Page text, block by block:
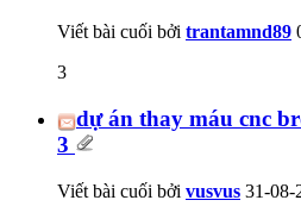
Viết bài cuối bởi trantamnd89
3
dự án thay máu cnc
3
Viết bài cuối bởi vusvus 31-08-